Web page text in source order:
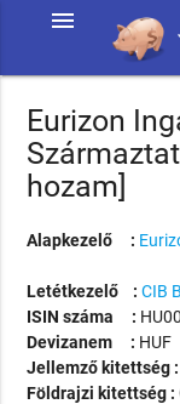
menu
Eurizon
hozam]
Alapkezelő :
Letétkezelő : CIB
ISIN száma :
Devizanem : HUF
Jellemző kitettség :
Földrajzi kitettség :